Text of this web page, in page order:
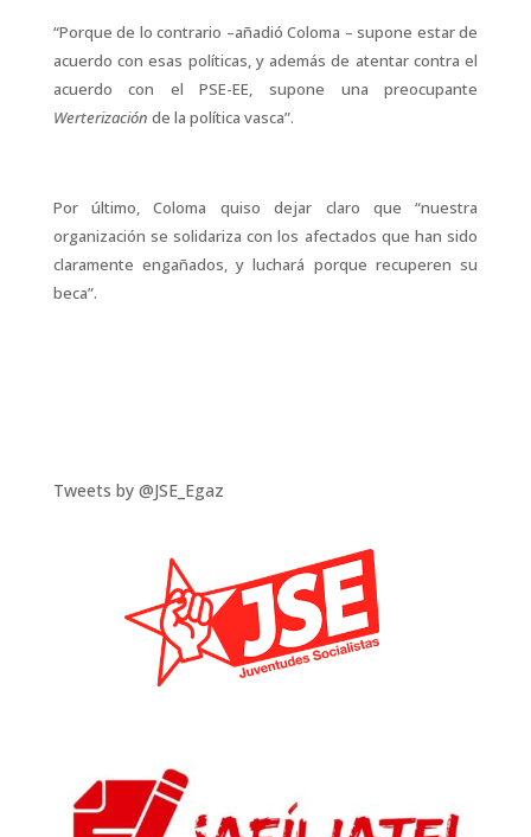
“Porque de lo contrario –añadió Coloma – supone estar de
acuerdo con esas políticas, y además de atentar contra el
acuerdo con el PSE-EE, supone una preocupante
Werterización de la política vasca”.
Por último, Coloma quiso dejar claro que “nuestra
organización se solidariza con los afectados que han sido
claramente engañados, y luchará porque recuperen su
beca”.
Tweets by @JSE_Egaz